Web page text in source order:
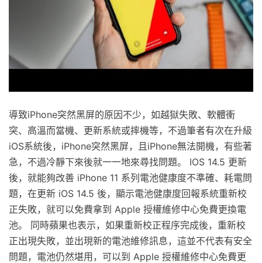
導致iPhone突然黑屏的原因不少，如越獄失敗、軟體衝
突、高溫而當機、更新系統或摔機等，不過筆者有次在升級
iOS系統後，iPhone突然黑屏，且iPhone無法開機，有些著
急，不過冷靜下來後就一一地來尋找問題。 IOS 14.5 更新
後，就能夠改善 iPhone 11 系列電池健康度不準確、耗電問
題，在更新 iOS 14.5 後，顯示電池健康度回報系統重新校
正失敗，就可以免費拿到 Apple 授權維修中心免費更換電
池。 同時蘋果也表示，如果重新校正程序完成後，重新校
正出現失敗，並出現新的電池維修訊息，這並不代表有安全
問題，電池仍然堪用，可以到 Apple 授權維修中心免費更